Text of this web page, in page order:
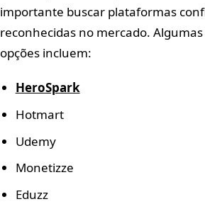
importante buscar plataformas
reconhecidas no mercado.
opções incluem:
HeroSpark
Hotmart
Udemy
Monetizze
Eduzz